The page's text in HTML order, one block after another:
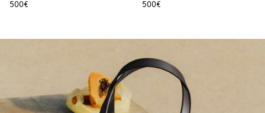
500€
500€